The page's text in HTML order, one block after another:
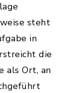
steht
in
die
als Ort, an